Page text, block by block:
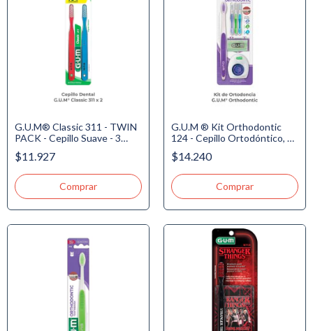
G.U.M® Classic 311 - TWIN
PACK - Cepillo Suave - 3
Hileras - Plano - Delgado. -
Precio Especial - 10% de Dto
$11.927
G.U.M ® Kit Orthodontic
124 - Cepillo Ortodóntico, 3
Proxabrush, Cera de
Ortodoncia, Hilo de
Ortodoncia 5 usos
$14.240